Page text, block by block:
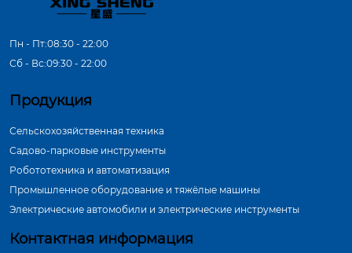
Пн - Пт:08:30 - 22:00
Сб - Вс:09:30 - 22:00
Продукция
Сельскохозяйственная техника
Садово-парковые инструменты
Робототехника и автоматизация
Промышленное оборудование и тяжёлые машины
Электрические автомобили и электрические инструменты
Контактная информация